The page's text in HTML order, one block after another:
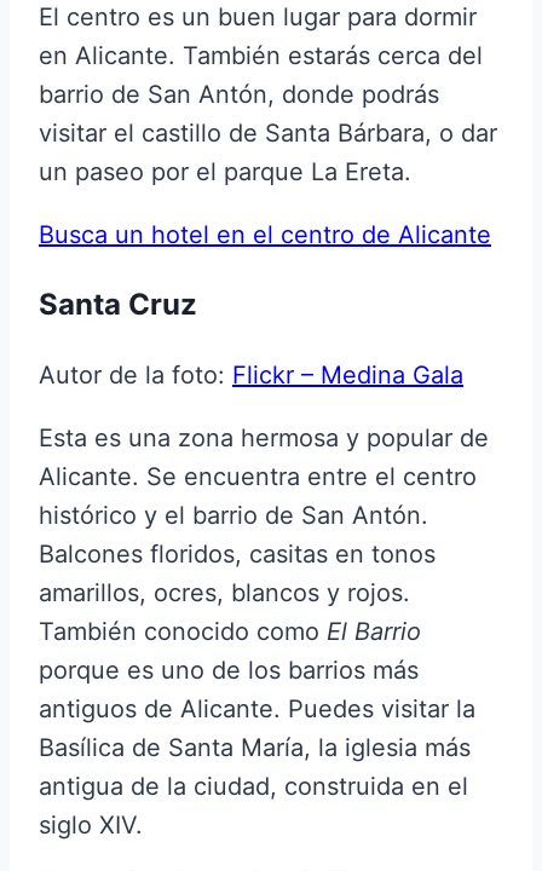
El centro es un buen lugar para dormir
en Alicante. También estarás cerca del
barrio de San Antón, donde podrás
visitar el castillo de Santa Bárbara, o dar
un paseo por el parque La Ereta.
Busca un hotel en el centro de Alicante
Santa Cruz
Autor de la foto: Flickr – Medina Gala
Esta es una zona hermosa y popular de
Alicante. Se encuentra entre el centro
histórico y el barrio de San Antón.
Balcones floridos, casitas en tonos
amarillos, ocres, blancos y rojos.
También conocido como El Barrio
porque es uno de los barrios más
antiguos de Alicante. Puedes visitar la
Basílica de Santa María, la iglesia más
antigua de la ciudad, construida en el
siglo XIV.